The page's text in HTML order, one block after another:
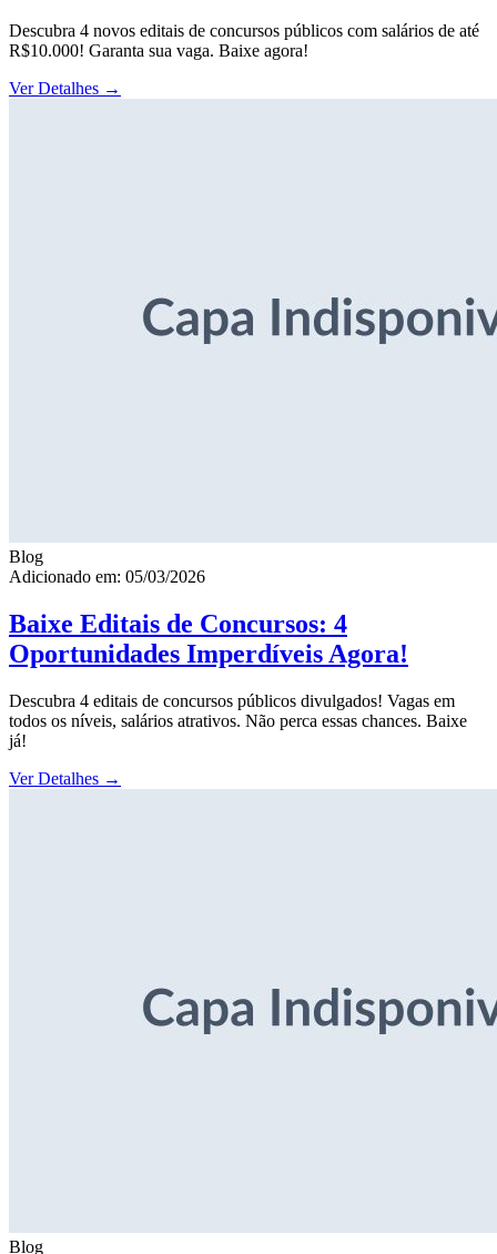
Descubra 4 novos editais de concursos públicos com salários de até
R$10.000! Garanta sua vaga. Baixe agora!
Ver Detalhes →
Blog
Adicionado em: 05/03/2026
Baixe Editais de Concursos: 4
Oportunidades Imperdíveis Agora!
Descubra 4 editais de concursos públicos divulgados! Vagas em
todos os níveis, salários atrativos. Não perca essas chances. Baixe
já!
Ver Detalhes →
Blog